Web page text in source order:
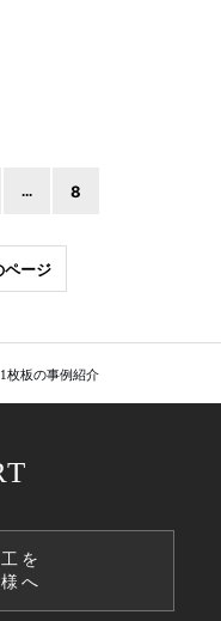
... 8
ページ
1枚板の事例紹介
を
へ